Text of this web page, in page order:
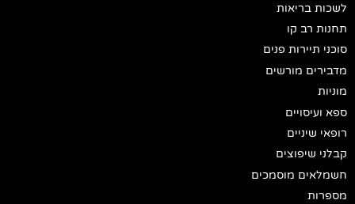
לשכות בריאות
תחנות רב קו
סוכני תיירות פנים
מדבירים מורשים
מוניות
ספא ועיסויים
רופאי שיניים
קבלני שיפוצים
חשמלאים מוסמכים
מספרות